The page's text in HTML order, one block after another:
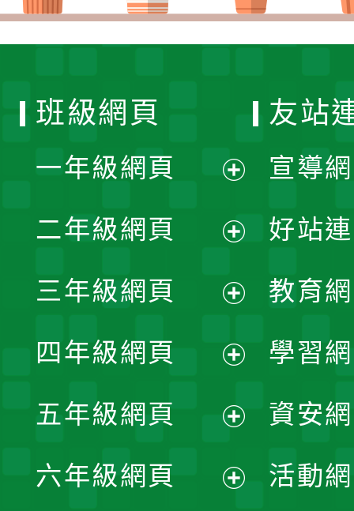
班級網頁
一年級網頁
開
選
單
二年級網頁
開
選
單
三年級網頁
開
選
單
四年級網頁
開
選
五年級網頁
開
六年級網頁
友站
宣導
好站
教育
學習
資安
活動